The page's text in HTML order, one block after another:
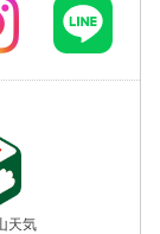
天気